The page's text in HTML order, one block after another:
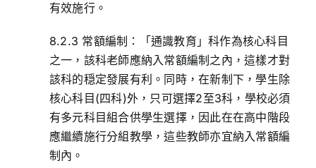
有效施行。
8.2.3 常額編制：「通識教育」科作為核心科目
之一，該科老師應納入常額編制之內，這樣才對
該科的穏定發展有利。同時，在新制下，學生除
核心科目(四科)外，只可選擇2至3科，學校必須
有多元科目組合供學生選擇，因此在在高中階段
應繼續施行分組教學，這些教師亦宜納入常額編
制內。